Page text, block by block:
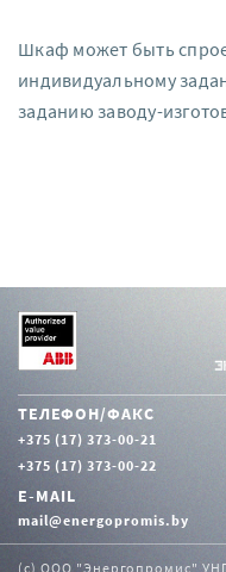
Шкаф может быть
индивидуальному
заданию заводу-
ТЕЛЕФОН/ФАКС
+375 (17) 373-00-21
+375 (17) 373-00-22
E-MAIL
mail@energopromis.by
(с) ООО "Энергопромис"